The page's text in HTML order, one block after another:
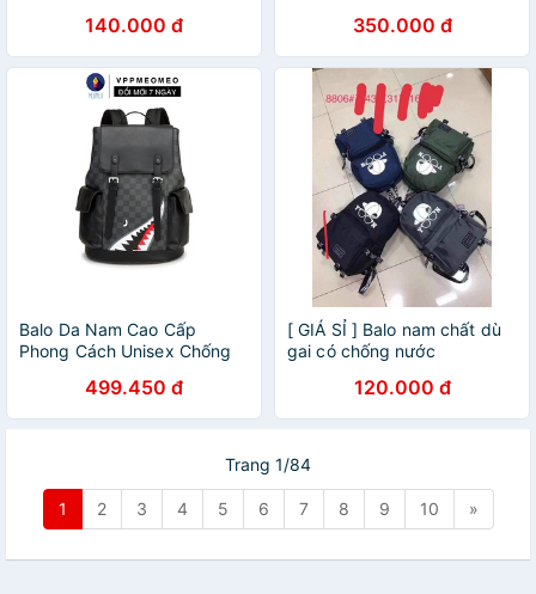
140.000 đ 350.000 đ
Balo Da Nam Cao Cấp
Phong Cách Unisex Chống
499.450 đ
[ GIÁ SỈ ] Balo nam chất dù
gai có chống nước
120.000 đ
Trang 1/84
1 2 3 4 5 6 7 8 9 10 »